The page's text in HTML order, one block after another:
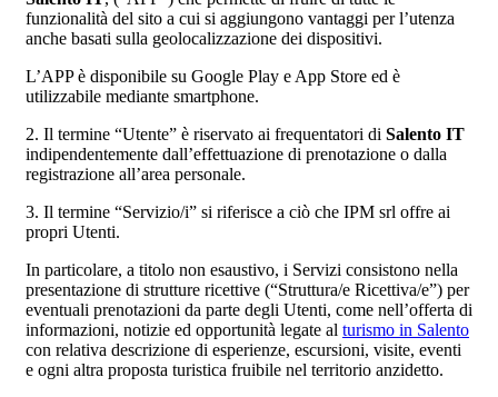
funzionalità del sito a cui si aggiungono vantaggi per l’utenza
anche basati sulla geolocalizzazione dei dispositivi.
L’APP è disponibile su Google Play e App Store ed è
utilizzabile mediante smartphone.
2. Il termine “Utente” è riservato ai frequentatori di Salento IT
indipendentemente dall’effettuazione di prenotazione o dalla
registrazione all’area personale.
3. Il termine “Servizio/i” si riferisce a ciò che IPM srl offre ai
propri Utenti.
In particolare, a titolo non esaustivo, i Servizi consistono nella
presentazione di strutture ricettive (“Struttura/e Ricettiva/e”) per
eventuali prenotazioni da parte degli Utenti, come nell’offerta di
informazioni, notizie ed opportunità legate al turismo in Salento
con relativa descrizione di esperienze, escursioni, visite, eventi
e ogni altra proposta turistica fruibile nel territorio anzidetto.